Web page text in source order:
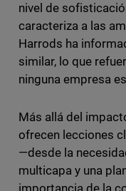
nivel de
caracteriza a las
Harrods ha
similar, lo que
ninguna empresa
Más allá del
ofrecen lecciones
—desde la
multicapa y una